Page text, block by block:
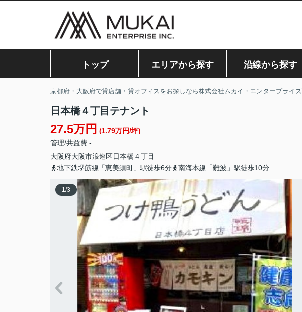
トップ エリアから探す 沿線から探す
京都府・大阪府で貸店舗・貸オフィスをお探しなら株式会社ムカイ・エンタープライズ
日本橋４丁目テナント
27.5万円 (1.79万円/坪)
管理/共益費 -
大阪府大阪市浪速区日本橋４丁目
地下鉄堺筋線「恵美須町」駅徒歩6分
南海本線「難波」駅徒歩10分
1/3